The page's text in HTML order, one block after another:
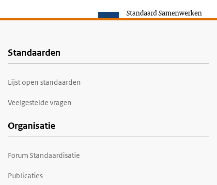
Standaard Samenwerken
Voet
Standaarden
Lijst open standaarden
Veelgestelde vragen
Organisatie
Forum Standaardisatie
Publicaties